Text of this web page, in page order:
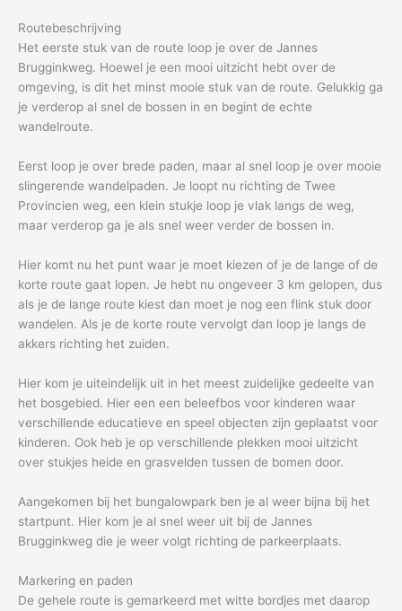
Routebeschrijving
Het eerste stuk van de route loop je over de Jannes
Brugginkweg. Hoewel je een mooi uitzicht hebt over de
omgeving, is dit het minst mooie stuk van de route. Gelukkig ga
je verderop al snel de bossen in en begint de echte
wandelroute.
Eerst loop je over brede paden, maar al snel loop je over mooie
slingerende wandelpaden. Je loopt nu richting de Twee
Provincien weg, een klein stukje loop je vlak langs de weg,
maar verderop ga je als snel weer verder de bossen in.
Hier komt nu het punt waar je moet kiezen of je de lange of de
korte route gaat lopen. Je hebt nu ongeveer 3 km gelopen, dus
als je de lange route kiest dan moet je nog een flink stuk door
wandelen. Als je de korte route vervolgt dan loop je langs de
akkers richting het zuiden.
Hier kom je uiteindelijk uit in het meest zuidelijke gedeelte van
het bosgebied. Hier een een beleefbos voor kinderen waar
verschillende educatieve en speel objecten zijn geplaatst voor
kinderen. Ook heb je op verschillende plekken mooi uitzicht
over stukjes heide en grasvelden tussen de bomen door.
Aangekomen bij het bungalowpark ben je al weer bijna bij het
startpunt. Hier kom je al snel weer uit bij de Jannes
Brugginkweg die je weer volgt richting de parkeerplaats.
Markering en paden
De gehele route is gemarkeerd met witte bordjes met daarop